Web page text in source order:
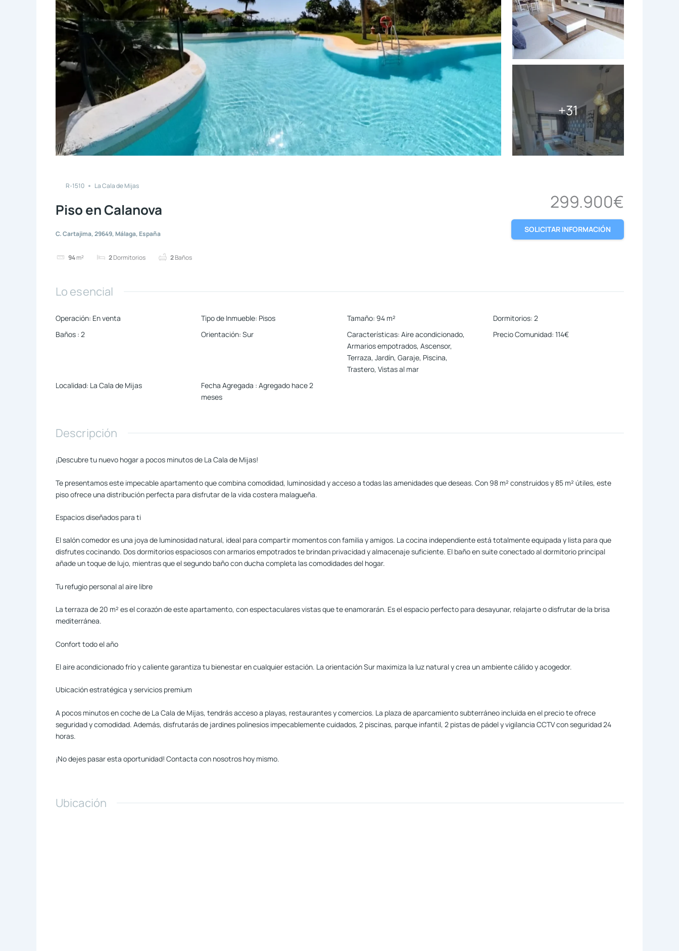
+31
R-1510 La Cala de Mijas
Piso en Calanova
C. Cartajima, 29649, Málaga, España
94 m² 2 Dormitorios 2 Baños
299.900€
SOLICITAR INFORMACIÓN
Lo esencial
Operación: En venta Tipo de Inmueble: Pisos Tamaño: 94 m² Dormitorios: 2
Baños : 2 Orientación: Sur Características: Aire acondicionado,
Armarios empotrados, Ascensor,
Terraza, Jardín, Garaje, Piscina,
Trastero, Vistas al mar
Precio Comunidad: 114€
Localidad: La Cala de Mijas Fecha Agregada : Agregado hace 2
meses
Descripción
¡Descubre tu nuevo hogar a pocos minutos de La Cala de Mijas!
Te presentamos este impecable apartamento que combina comodidad, luminosidad y acceso a todas las amenidades que deseas. Con 98 m² construidos y 85 m² útiles, este
piso ofrece una distribución perfecta para disfrutar de la vida costera malagueña.
Espacios diseñados para ti
El salón comedor es una joya de luminosidad natural, ideal para compartir momentos con familia y amigos. La cocina independiente está totalmente equipada y lista para que
disfrutes cocinando. Dos dormitorios espaciosos con armarios empotrados te brindan privacidad y almacenaje suficiente. El baño en suite conectado al dormitorio principal
añade un toque de lujo, mientras que el segundo baño con ducha completa las comodidades del hogar.
Tu refugio personal al aire libre
La terraza de 20 m² es el corazón de este apartamento, con espectaculares vistas que te enamorarán. Es el espacio perfecto para desayunar, relajarte o disfrutar de la brisa
mediterránea.
Confort todo el año
El aire acondicionado frío y caliente garantiza tu bienestar en cualquier estación. La orientación Sur maximiza la luz natural y crea un ambiente cálido y acogedor.
Ubicación estratégica y servicios premium
A pocos minutos en coche de La Cala de Mijas, tendrás acceso a playas, restaurantes y comercios. La plaza de aparcamiento subterráneo incluida en el precio te ofrece
seguridad y comodidad. Además, disfrutarás de jardines polinesios impecablemente cuidados, 2 piscinas, parque infantil, 2 pistas de pádel y vigilancia CCTV con seguridad 24
horas.
¡No dejes pasar esta oportunidad! Contacta con nosotros hoy mismo.
Ubicación